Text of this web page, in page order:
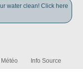
water clean! Click here
Météo Info Source